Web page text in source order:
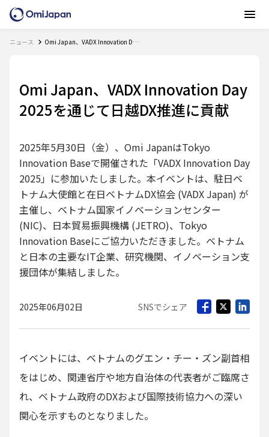
ニュース Omi Japan、VADX Innovation Day 2025を通じて日越DX推進に貢献
Omi Japan、VADX Innovation Day
2025を通じて日越DX推進に貢献
2025年5月30日（金）、Omi JapanはTokyo
Innovation Baseで開催された「VADX Innovation Day
2025」に参加いたしました。本イベントは、駐日ベ
トナム大使館と在日ベトナムDX協会 (VADX Japan) が
主催し、ベトナム国家イノベーションセンター
(NIC)、日本貿易振興機構 (JETRO)、Tokyo
Innovation Baseにご協力いただきました。ベトナム
と日本の主要なIT企業、研究機関、イノベーション支
援団体が集結しました。
2025年06月02日 SNSでシェア
イベントには、ベトナムのグエン・チー・ズン副首相
をはじめ、関連省庁や地方自治体の代表者がご臨席さ
れ、ベトナム政府のDXおよび国際技術協力への深い
関心を示すものとなりました。